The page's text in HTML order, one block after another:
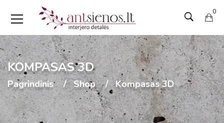
0
KOMPASAS 3D
Pagrindinis Shop Kompasas 3D